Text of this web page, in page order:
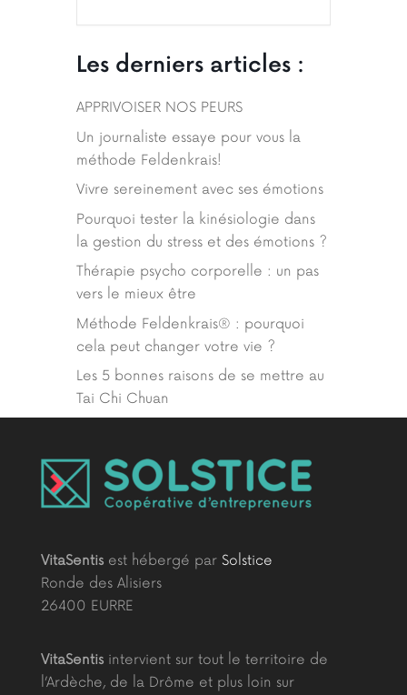
Les derniers articles :
APPRIVOISER NOS PEURS
Un journaliste essaye pour vous la
méthode Feldenkrais!
Vivre sereinement avec ses émotions
Pourquoi tester la kinésiologie dans
la gestion du stress et des émotions ?
Thérapie psycho corporelle : un pas
vers le mieux être
Méthode Feldenkrais® : pourquoi
cela peut changer votre vie ?
Les 5 bonnes raisons de se mettre au
Tai Chi Chuan
VitaSentisest hébergé par Solstice
Ronde des Alisiers
26400 EURRE
VitaSentisintervient sur tout le territoire de
l’Ardèche, de la Drôme et plus loin sur